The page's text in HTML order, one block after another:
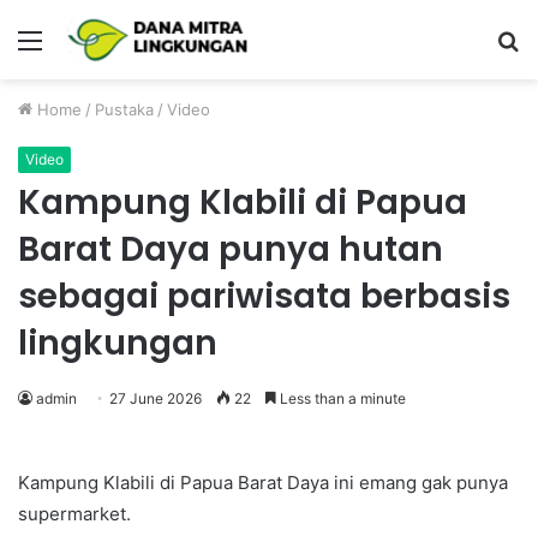
Menu
Home / Pustaka / Video
Video
Kampung Klabili di Papua
Barat Daya punya hutan
sebagai pariwisata berbasis
lingkungan
admin 27 June 2026 22 Less than a minute
Kampung Klabili di Papua Barat Daya ini emang gak punya
supermarket.